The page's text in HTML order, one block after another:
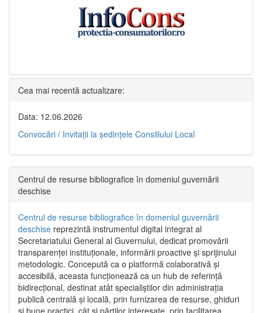
Cea mai recentă actualizare:
Data: 12.06.2026
Convocări / Invitaţii la şedinţele Consiliului Local
Centrul de resurse bibliografice în domeniul guvernării
deschise
Centrul de resurse bibliografice în domeniul guvernării
deschise reprezintă instrumentul digital integrat al
Secretariatului General al Guvernului, dedicat promovării
transparenței instituționale, informării proactive și sprijinului
metodologic. Concepută ca o platformă colaborativă și
accesibilă, aceasta funcționează ca un hub de referință
bidirecțional, destinat atât specialiștilor din administrația
publică centrală și locală, prin furnizarea de resurse, ghiduri
și bune practici, cât și părților interesate, prin facilitarea